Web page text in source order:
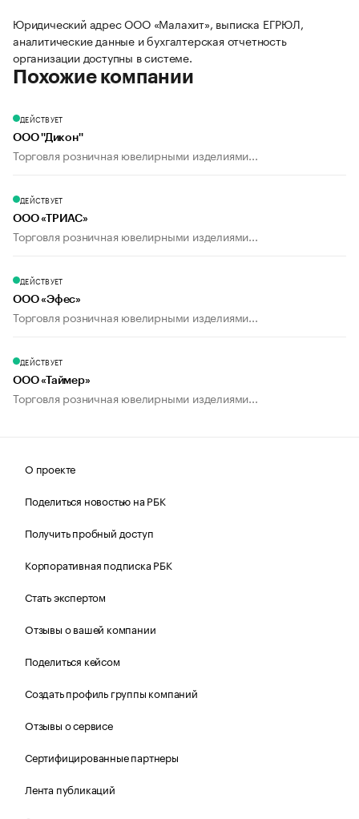
Юридический адрес ООО «Малахит», выписка ЕГРЮЛ,
аналитические данные и бухгалтерская отчетность
организации доступны в системе.
Похожие компании
ДЕЙСТВУЕТ
ООО ''Дикон''
Торговля розничная ювелирными изделиями...
ДЕЙСТВУЕТ
ООО «ТРИАС»
Торговля розничная ювелирными изделиями...
ДЕЙСТВУЕТ
ООО «Эфес»
Торговля розничная ювелирными изделиями...
ДЕЙСТВУЕТ
ООО «Таймер»
Торговля розничная ювелирными изделиями...
О проекте
Поделиться новостью на РБК
Получить пробный доступ
Корпоративная подписка РБК
Стать экспертом
Отзывы о вашей компании
Поделиться кейсом
Создать профиль группы компаний
Отзывы о сервисе
Сертифицированные партнеры
Лента публикаций